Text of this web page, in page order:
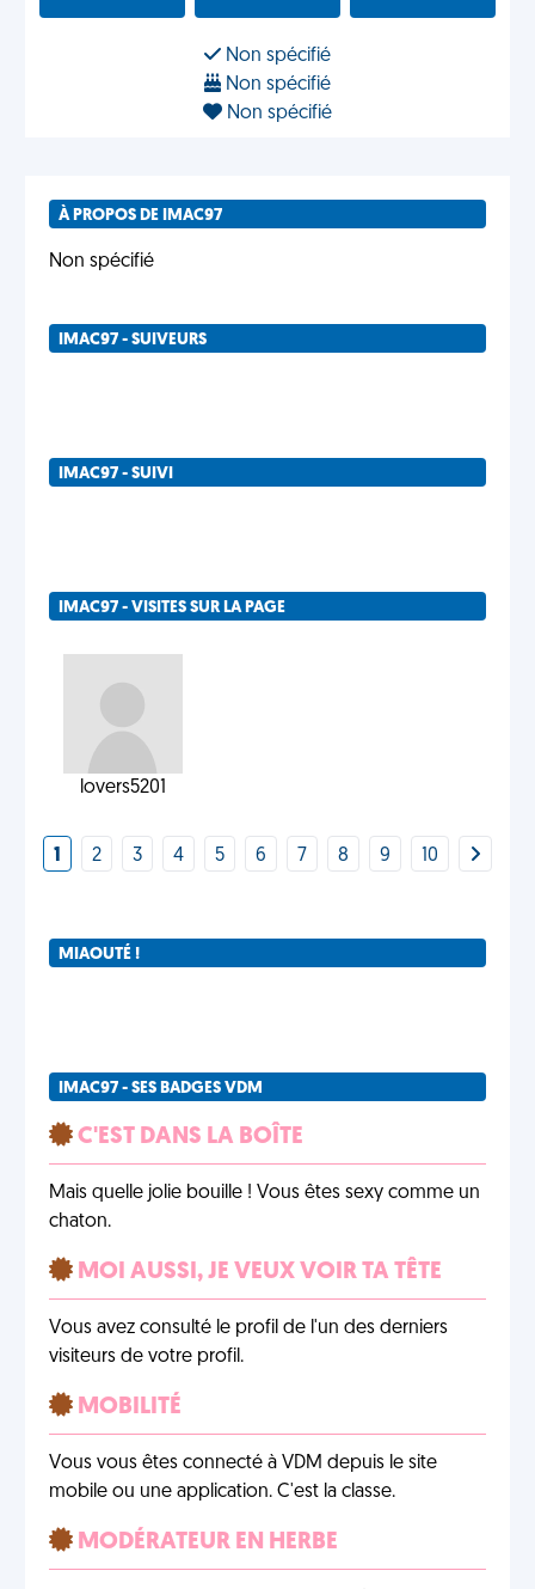
Non spécifié
Non spécifié
Non spécifié
À PROPOS DE IMAC97
Non spécifié
IMAC97 - SUIVEURS
IMAC97 - SUIVI
IMAC97 - VISITES SUR LA PAGE
lovers5201
1 2 3 4 5 6 7 8 9 10
MIAOUTÉ !
IMAC97 - SES BADGES VDM
C'EST DANS LA BOÎTE
Mais quelle jolie bouille ! Vous êtes sexy comme un
chaton.
MOI AUSSI, JE VEUX VOIR TA TÊTE
Vous avez consulté le profil de l'un des derniers
visiteurs de votre profil.
MOBILITÉ
Vous vous êtes connecté à VDM depuis le site
mobile ou une application. C'est la classe.
MODÉRATEUR EN HERBE